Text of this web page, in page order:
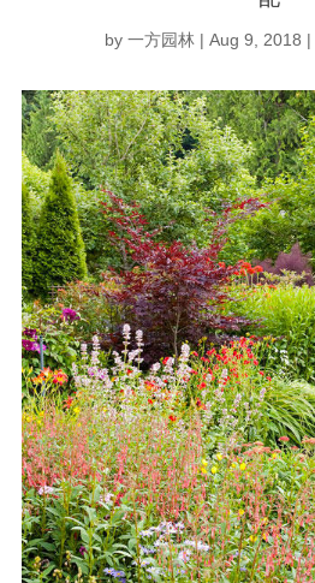
by 一方园林 | Aug 9, 2018 |